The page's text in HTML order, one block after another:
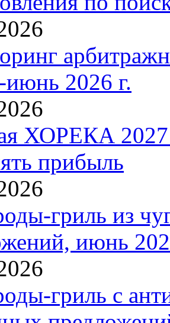
июнь 2026 г.
ХОРЕКА 2027:
прибыль
гриль из
июнь
гриль с